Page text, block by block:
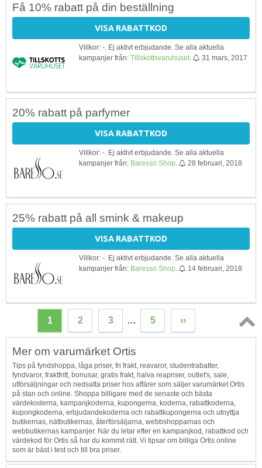
Få 10% rabatt på din beställning
VISA RABATTKOD
Villkor: -. Ej aktivt erbjudande. Se alla aktuella
kampanjer från: Tillskottsvaruhuset 31 mars, 2017
20% rabatt på parfymer
VISA RABATTKOD
Villkor: -. Ej aktivt erbjudande. Se alla aktuella
kampanjer från: Baresso Shop 28 februari, 2018
25% rabatt på all smink & makeup
VISA RABATTKOD
Villkor: -. Ej aktivt erbjudande. Se alla aktuella
kampanjer från: Baresso Shop 14 februari, 2018
1 2 3 … 5 ››
Topp
Mer om varumärket Ortis
Tips på fyndshoppa, låga priser, fri frakt, reavaror, studentrabatter,
fyndvaror, fraktfritt, bonusar, gratis frakt, halva reapriser, outlet's, sale,
utförsäljningar och nedsatta priser hos affärer som säljer varumärket Ortis
på stan och online. Shoppa billigare med de senaste och bästa
värdekoderna, kampanjkoderna, kupongerna, koderna, rabattkoderna,
kupongkoderna, erbjudandekoderna och rabattkupongerna och utnyttja
butikernas, nätbutikernas, återförsäljarna, webbshopparnas och
webbutikernas kampanjer. När du letar efter en kampanjkod, rabattkod och
värdekod för Ortis så har du kommit rätt. Vi tipsar om billiga Ortis online
som är bäst i test och till bra priser.